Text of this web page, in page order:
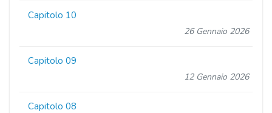
Capitolo 10
26 Gennaio 2026
Capitolo 09
12 Gennaio 2026
Capitolo 08